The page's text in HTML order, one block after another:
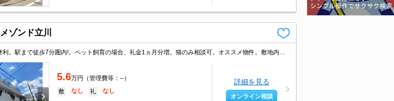
メゾンド立川
5.6万円（管理費等：--）
敷 なし 礼 なし
詳細を見る
オンライン相談